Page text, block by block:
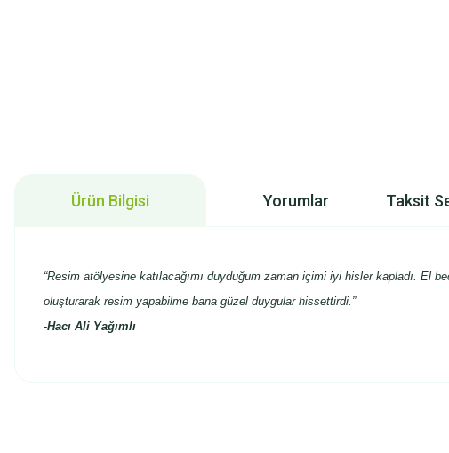
Ürün Bilgisi Yorumlar Taksit
“Resim atölyesine katılacağımı duyduğum zaman içimi iyi hisler kapladı. El
oluşturarak resim yapabilme bana güzel duygular hissettirdi.”
-Hacı Ali Yağımlı